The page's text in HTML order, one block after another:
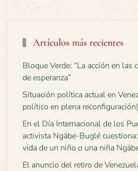
Artículos más recientes
Bloque Verde: “La acción en las
de esperanza”
Situación política actual en
político en plena reconfiguración)
En el Día Internacional de los
activista Ngäbe-Buglé
vida de un niño o una niña
El anuncio del retiro de